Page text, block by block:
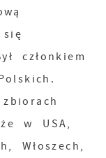
członkiem
w USA,
Włoszech,